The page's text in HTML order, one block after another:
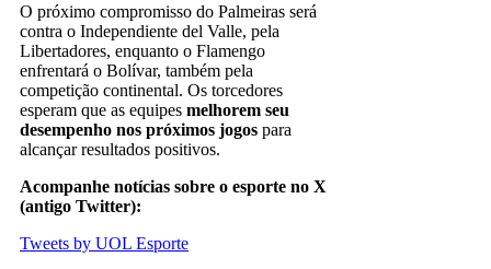
O próximo compromisso do Palmeiras será
contra o Independiente del Valle, pela
Libertadores, enquanto o Flamengo
enfrentará o Bolívar, também pela
competição continental. Os torcedores
esperam que as equipes melhorem seu
desempenho nos próximos jogos para
alcançar resultados positivos.
Acompanhe notícias sobre o esporte no X
(antigo Twitter):
Tweets by UOL Esporte